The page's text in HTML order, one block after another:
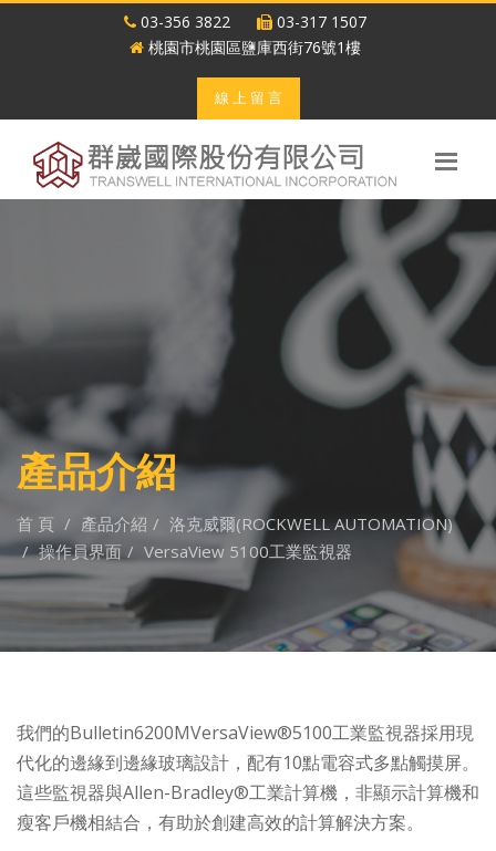
03-356 3822
03-317 1507
桃園市桃園區鹽庫西街76號1樓
線 上 留 言
產品介紹
首 頁 產品介紹
洛克威爾(ROCKWELL AUTOMATION)
操作員界面
VersaView 5100工業監視器
我們的Bulletin6200MVersaView®5100工業監視器採用現
代化的邊緣到邊緣玻璃設計，配有10點電容式多點觸摸屏。
這些監視器與Allen-Bradley®工業計算機，非顯示計算機和
瘦客戶機相結合，有助於創建高效的計算解決方案。